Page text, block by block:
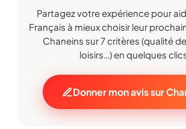
Partagez votre expérience pour
Français à mieux choisir leur
Chaneins sur 7 critères (qualité
loisirs…) en quelques
Donner mon avis sur